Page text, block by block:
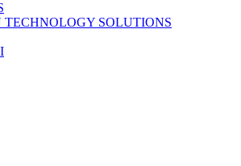
TECHNOLOGY SOLUTIONS